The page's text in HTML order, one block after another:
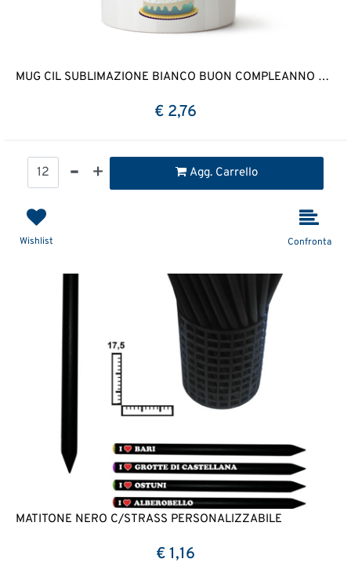
MUG CIL SUBLIMAZIONE BIANCO BUON COMPLEANNO ZIO
€ 2,76
Quantità
Agg. Carrello
Wishlist Confronta
MATITONE NERO C/STRASS PERSONALIZZABILE
€ 1,16